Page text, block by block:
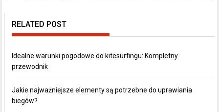
RELATED POST
Idealne warunki pogodowe do kitesurfingu: Kompletny
przewodnik
Jakie najważniejsze elementy są potrzebne do uprawiania
biegów?